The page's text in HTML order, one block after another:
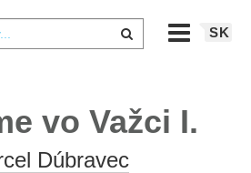
SK
vo Važci I.
Dúbravec